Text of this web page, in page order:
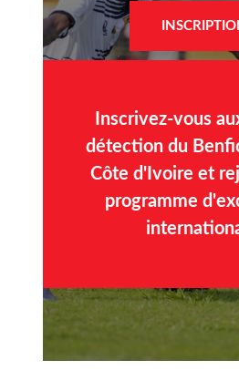
Inscrivez-vous
détection du
Côte d'Ivoire et
programme